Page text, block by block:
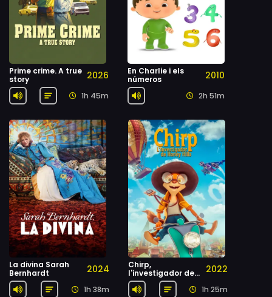
Prime crime. A true
story
2026
1h 45m
En Charlie i els
números
2010
2h 51m
La divina Sarah
Bernhardt
2024
1h 38m
Chirp,
l'investigador de
Honey Hills
2022
1h 25m